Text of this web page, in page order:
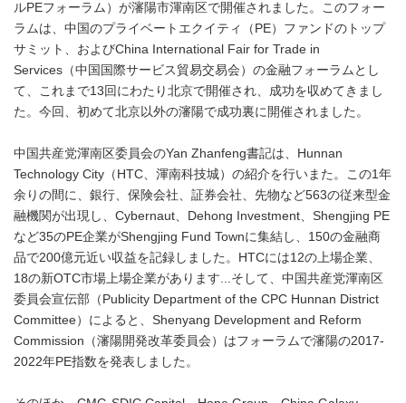
ルPEフォーラム）が瀋陽市渾南区で開催されました。このフォー
ラムは、中国のプライベートエクイティ（PE）ファンドのトップ
サミット、およびChina International Fair for Trade in
Services（中国国際サービス貿易交易会）の金融フォーラムとし
て、これまで13回にわたり北京で開催され、成功を収めてきまし
た。今回、初めて北京以外の瀋陽で成功裏に開催されました。
中国共産党渾南区委員会のYan Zhanfeng書記は、Hunnan
Technology City（HTC、渾南科技城）の紹介を行いまた。この1年
余りの間に、銀行、保険会社、証券会社、先物など563の従来型金
融機関が出現し、Cybernaut、Dehong Investment、Shengjing PE
など35のPE企業がShengjing Fund Townに集結し、150の金融商
品で200億元近い収益を記録しました。HTCには12の上場企業、
18の新OTC市場上場企業があります...そして、中国共産党渾南区
委員会宣伝部（Publicity Department of the CPC Hunnan District
Committee）によると、Shenyang Development and Reform
Commission（瀋陽開発改革委員会）はフォーラムで瀋陽の2017-
2022年PE指数を発表しました。